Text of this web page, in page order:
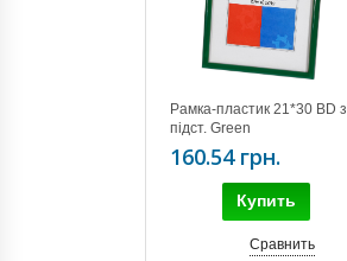
Рамка-пластик 21*30 BD з
підст. Green
160.54 грн.
Купить
Сравнить